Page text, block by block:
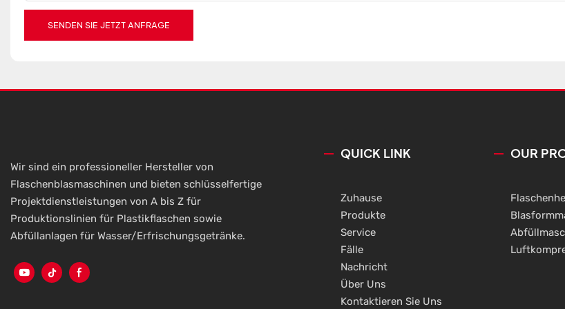
SENDEN SIE JETZT ANFRAGE
Wir sind ein professioneller Hersteller von
Flaschenblasmaschinen und bieten schlüsselfertige
Projektdienstleistungen von A bis Z für
Produktionslinien für Plastikflaschen sowie
Abfüllanlagen für Wasser/Erfrischungsgetränke.
QUICK LINK
Zuhause
Produkte
Service
Fälle
Nachricht
Über Uns
Kontaktieren Sie Uns
OUR